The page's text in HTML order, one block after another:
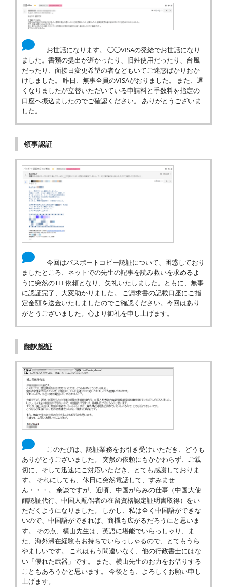
お世話になります。 ◯◯VISAの発給でお世話になり
ました。書類の提出が遅かったり、旧姓使用だったり、台風
だったり、面接日変更希望の者などもいてご迷惑ばかりおか
けしました。 昨日、無事全員のVISAがおりました。 また、遅
くなりましたが立替いただいている申請料と手数料を指定の
口座へ振込ましたのでご確認ください。 ありがとうございま
した。
領事認証
今回はパスポートコピー認証について、困惑しており
ましたところ、ネットでの先生の記事を読み救いを求めるよ
うに突然のTEL依頼となり、失礼いたしました。ともに、無事
に認証完了、大変助かりました。 ご請求書の記載口座にご指
定金額を送金いたしましたのでご確認ください。今回はあり
がとうございました。心より御礼を申し上げます。
翻訳認証
このたびは、認証業務をお引き受けいただき、どうも
ありがとうございました。 突然の依頼にもかかわらず、ご親
切に、そして迅速にご対応いただき、とても感謝しておりま
す。 それにしても、休日に突然電話して、すみませ
ん・・・。 余談ですが、近頃、中国がらみの仕事（中国大使
館認証代行、中国人配偶者の在留資格認定証明書取得）をい
ただくようになりました。 しかし、私は全く中国語ができな
いので、中国語ができれば、商機も広がるだろうにと思いま
す。 その点、横山先生は、英語に堪能でいらっしゃり、ま
た、海外滞在経験もお持ちでいらっしゃるので、とてもうら
やましいです。 これはもう間違いなく、他の行政書士にはな
い「優れた武器」です。 また、横山先生のお力をお借りする
こともあろうかと思います。 今後とも、よろしくお願い申し
上げます。